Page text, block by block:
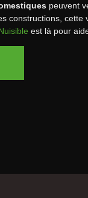
peuvent
constructions,
est là pour